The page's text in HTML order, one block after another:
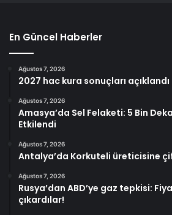
En Güncel Haberler
Ağustos 7, 2026
2027 hac kura sonuçları açıklandı
Ağustos 7, 2026
Amasya’da Sel Felaketi: 5 Bin
Etkilendi
Ağustos 7, 2026
Antalya’da Korkuteli üreticisine
Ağustos 7, 2026
Rusya’dan ABD’ye gaz tepkisi:
çıkardılar!